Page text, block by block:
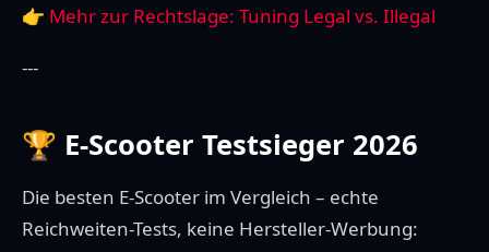
👉 Mehr zur Rechtslage: Tuning Legal vs. Illegal
---
🏆 E-Scooter Testsieger 2026
Die besten E-Scooter im Vergleich – echte
Reichweiten-Tests, keine Hersteller-Werbung: